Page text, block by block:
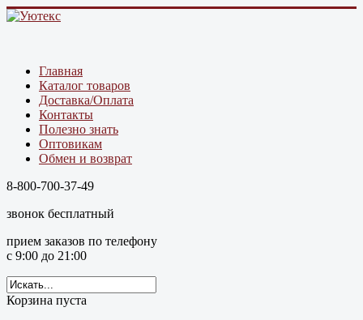
Главная
Каталог товаров
Доставка/Оплата
Контакты
Полезно знать
Оптовикам
Обмен и возврат
8-800-700-37-49
звонок бесплатный
прием заказов по телефону
с 9:00 до 21:00
Корзина пуста